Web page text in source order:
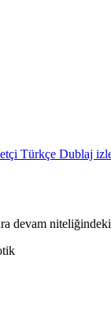
Türkçe Dublaj
devam